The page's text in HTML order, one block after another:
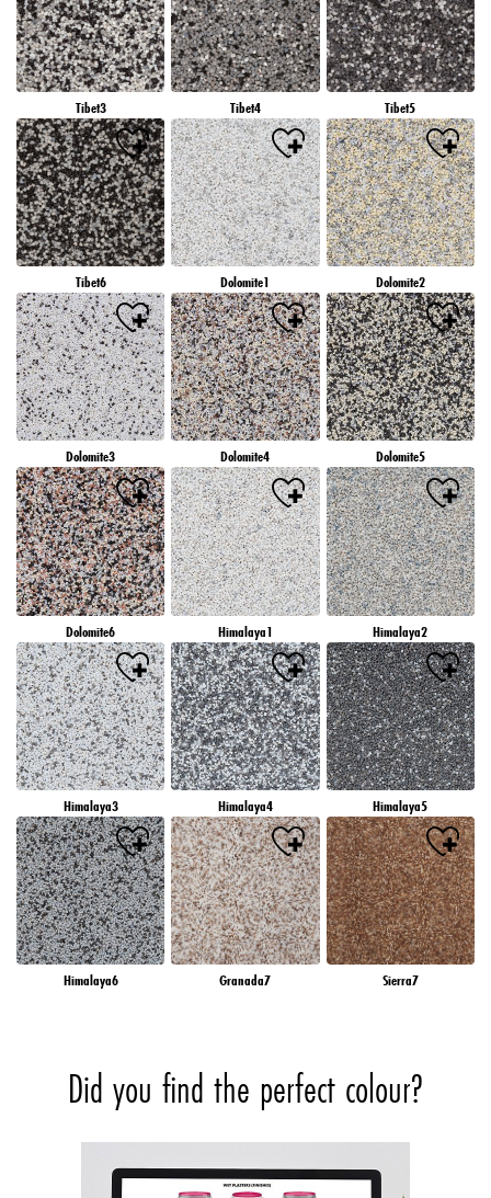
Tibet3 Tibet4 Tibet5
Tibet6 Dolomite1 Dolomite2
Dolomite3 Dolomite4 Dolomite5
Dolomite6 Himalaya1 Himalaya2
Himalaya3 Himalaya4 Himalaya5
Himalaya6 Granada7 Sierra7
Did you find the perfect colour?